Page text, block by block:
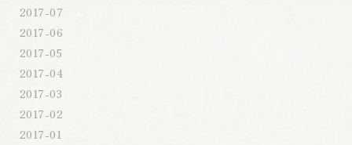
2017-07
2017-06
2017-05
2017-04
2017-03
2017-02
2017-01